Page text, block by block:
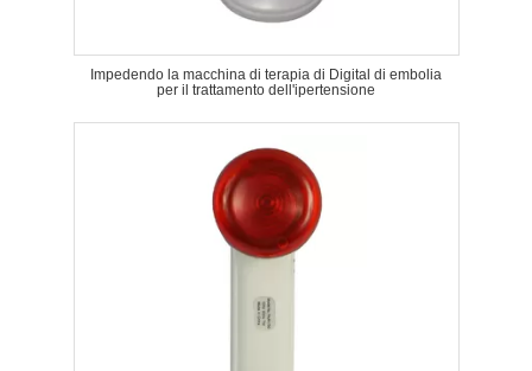
Impedendo la macchina di terapia di Digital di embolia
per il trattamento dell'ipertensione